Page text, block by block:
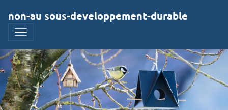
non-au sous-developpement-durable